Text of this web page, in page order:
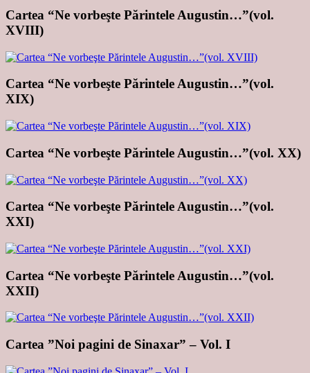
Cartea “Ne vorbeşte Părintele Augustin…”(vol.
XVIII)
Cartea “Ne vorbeşte Părintele Augustin…”(vol.
XIX)
Cartea “Ne vorbeşte Părintele Augustin…”(vol. XX)
Cartea “Ne vorbeşte Părintele Augustin…”(vol.
XXI)
Cartea “Ne vorbeşte Părintele Augustin…”(vol.
XXII)
Cartea ”Noi pagini de Sinaxar” – Vol. I